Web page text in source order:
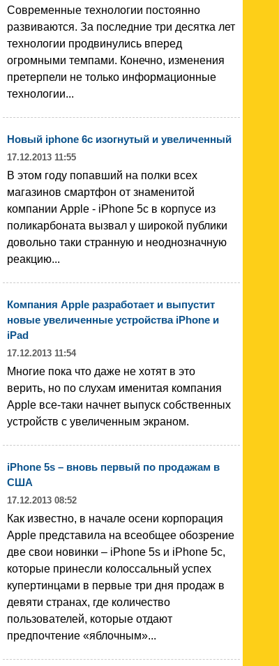
Современные технологии постоянно
развиваются. За последние три десятка лет
технологии продвинулись вперед
огромными темпами. Конечно, изменения
претерпели не только информационные
технологии...
Новый iphone 6c изогнутый и увеличенный
17.12.2013 11:55
В этом году попавший на полки всех
магазинов смартфон от знаменитой
компании Apple - iPhone 5c в корпусе из
поликарбоната вызвал у широкой публики
довольно таки странную и неоднозначную
реакцию...
Компания Apple разработает и выпустит
новые увеличенные устройства iPhone и
iPad
17.12.2013 11:54
Многие пока что даже не хотят в это
верить, но по слухам именитая компания
Apple все-таки начнет выпуск собственных
устройств с увеличенным экраном.
iPhone 5s – вновь первый по продажам в
США
17.12.2013 08:52
Как известно, в начале осени корпорация
Apple представила на всеобщее обозрение
две свои новинки – iPhone 5s и iPhone 5c,
которые принесли колоссальный успех
купертинцами в первые три дня продаж в
девяти странах, где количество
пользователей, которые отдают
предпочтение «яблочным»...